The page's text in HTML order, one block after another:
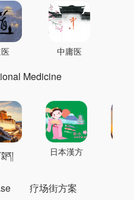
中庸医
Medicine
日本漢方
疗场街方案